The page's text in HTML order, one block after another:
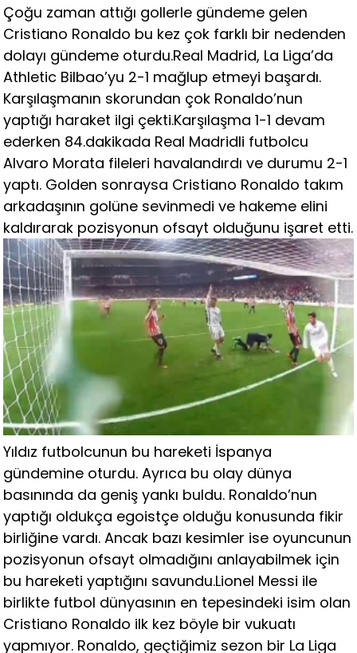
Çoğu zaman attığı gollerle gündeme gelen
Cristiano Ronaldo bu kez çok farklı bir nedenden
dolayı gündeme oturdu.Real Madrid, La Liga’da
Athletic Bilbao’yu 2-1 mağlup etmeyi başardı.
Karşılaşmanın skorundan çok Ronaldo’nun
yaptığı haraket ilgi çekti.Karşılaşma 1-1 devam
ederken 84.dakikada Real Madridli futbolcu
Alvaro Morata fileleri havalandırdı ve durumu 2-1
yaptı. Golden sonraysa Cristiano Ronaldo takım
arkadaşının golüne sevinmedi ve hakeme elini
kaldırarak pozisyonun ofsayt olduğunu işaret etti.
Yıldız futbolcunun bu hareketi İspanya
gündemine oturdu. Ayrıca bu olay dünya
basınında da geniş yankı buldu. Ronaldo’nun
yaptığı oldukça egoistçe olduğu konusunda fikir
birliğine vardı. Ancak bazı kesimler ise oyuncunun
pozisyonun ofsayt olmadığını anlayabilmek için
bu hareketi yaptığını savundu.Lionel Messi ile
birlikte futbol dünyasının en tepesindeki isim olan
Cristiano Ronaldo ilk kez böyle bir vukuatı
yapmıyor. Ronaldo, geçtiğimiz sezon bir La Liga